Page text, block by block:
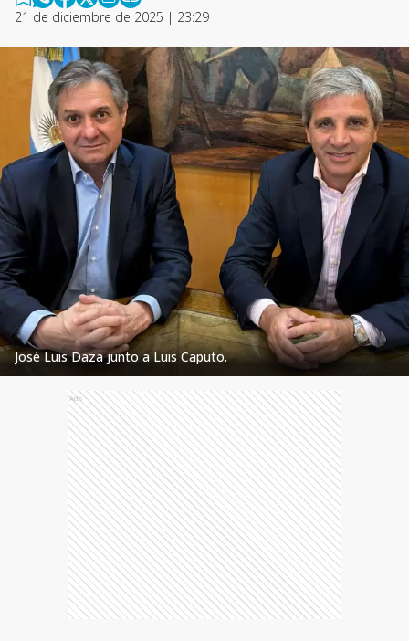
21 de diciembre de 2025 | 23:29
José Luis Daza junto a Luis Caputo.
Ads